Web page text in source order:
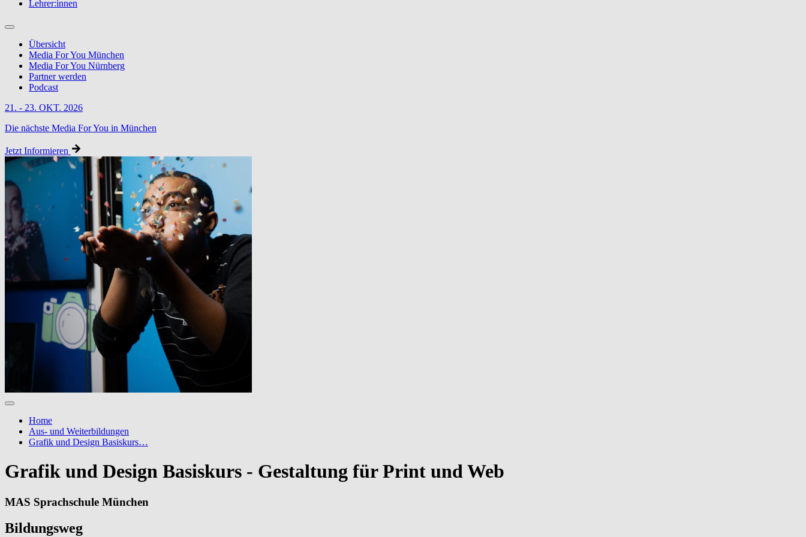
Lehrer:innen
Übersicht
Media For You München
Media For You Nürnberg
Partner werden
Podcast
21. - 23. OKT. 2026
Die nächste Media For You in München
Jetzt Informieren
Home
Aus- und Weiterbildungen
Grafik und Design Basiskurs…
Grafik und Design Basiskurs - Gestaltung für Print und Web
MAS Sprachschule München
Bildungsweg